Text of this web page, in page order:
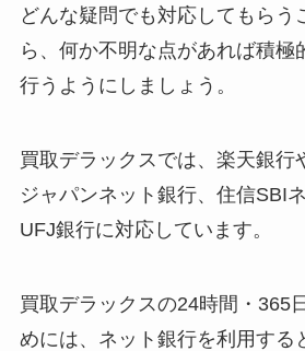
どんな疑問でも対応してもらう
ら、何か不明な点があれば積極
行うようにしましょう。
買取デラックスでは、楽天銀行
ジャパンネット銀行、住信SBI
UFJ銀行に対応しています。
買取デラックスの24時間・365
めには、ネット銀行を利用する